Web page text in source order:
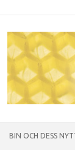
innehåll
BIN OCH DESS